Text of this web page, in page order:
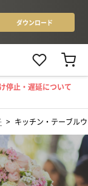
停止・遅延について
> キッチン・テーブル